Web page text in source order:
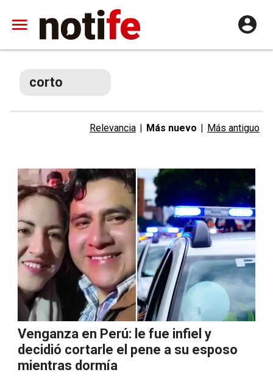
corto
Relevancia | Más nuevo | Más antiguo
Venganza en Perú: le fue infiel y
decidió cortarle el pene a su esposo
mientras dormía